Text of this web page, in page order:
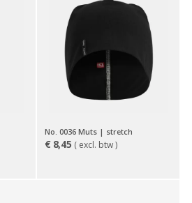
No. 0036 Muts | stretch
€ 8,45 ( excl. btw )